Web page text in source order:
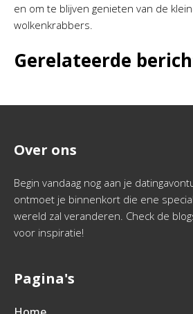
en om te blijven genieten van de
wolkenkrabbers.
Gerelateerde
Over ons
Begin vandaag nog aan je
ontmoet je binnenkort die ene
wereld zal veranderen. Check de
voor inspiratie!
Pagina's